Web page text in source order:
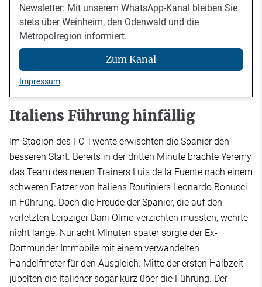
Newsletter: Mit unserem WhatsApp-Kanal bleiben Sie
stets über Weinheim, den Odenwald und die
Metropolregion informiert.
Zum Kanal
Impressum
Italiens Führung hinfällig
Im Stadion des FC Twente erwischten die Spanier den
besseren Start. Bereits in der dritten Minute brachte Yeremy
das Team des neuen Trainers Luis de la Fuente nach einem
schweren Patzer von Italiens Routiniers Leonardo Bonucci
in Führung. Doch die Freude der Spanier, die auf den
verletzten Leipziger Dani Olmo verzichten mussten, wehrte
nicht lange. Nur acht Minuten später sorgte der Ex-
Dortmunder Immobile mit einem verwandelten
Handelfmeter für den Ausgleich. Mitte der ersten Halbzeit
jubelten die Italiener sogar kurz über die Führung. Der